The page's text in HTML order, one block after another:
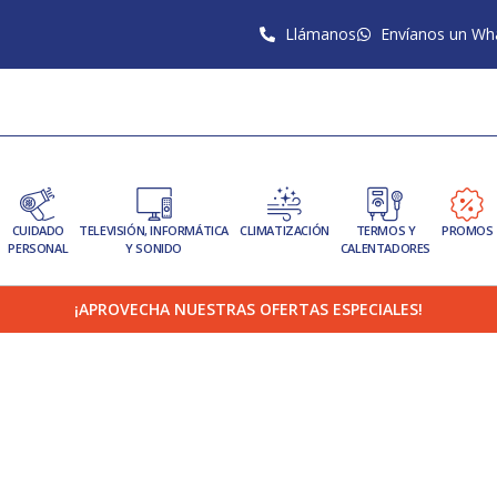
Llámanos Envíanos un
CUIDADO
PERSONAL
TELEVISIÓN, INFORMÁTICA
Y SONIDO
CLIMATIZACIÓN
TERMOS Y
CALENTADORES
PROMOS
¡APROVECHA NUESTRAS OFERTAS ESPECIALES!